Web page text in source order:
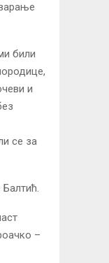
били
и
се за
–